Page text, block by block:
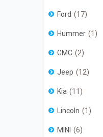
Ford 17
Hummer 1
GMC 2
Jeep 12
Kia 11
Lincoln 1
MINI 6